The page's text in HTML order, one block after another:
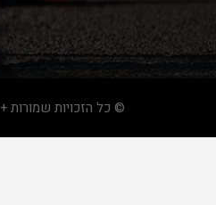
© כל הזכויות שמורות +Tri